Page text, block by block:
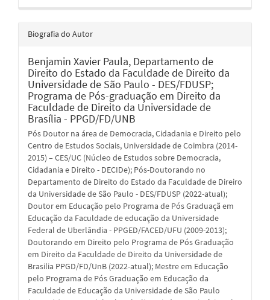
Biografia do Autor
Benjamin Xavier Paula, Departamento de
Direito do Estado da Faculdade de Direito da
Universidade de São Paulo - DES/FDUSP;
Programa de Pós-graduação em Direito da
Faculdade de Direito da Universidade de
Brasília - PPGD/FD/UNB
Pós Doutor na área de Democracia, Cidadania e Direito pelo
Centro de Estudos Sociais, Universidade de Coimbra (2014-
2015) – CES/UC (Núcleo de Estudos sobre Democracia,
Cidadania e Direito - DECIDe); Pós-Doutorando no
Departamento de Direito do Estado da Faculdade de Direiro
da Universidade de São Paulo - DES/FDUSP (2022-atual);
Doutor em Educação pelo Programa de Pós Graduaçã em
Educação da Faculdade de educação da Universidade
Federal de Uberlândia - PPGED/FACED/UFU (2009-2013);
Doutorando em Direito pelo Programa de Pós Graduação
em Direito da Faculdade de Direito da Universidade de
Brasilia PPGD/FD/UnB (2022-atual); Mestre em Educação
pelo Programa de Pós Graduação em Educação da
Faculdade de Educação da Universidade de São Paulo